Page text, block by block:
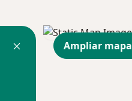
Ampliar mapa